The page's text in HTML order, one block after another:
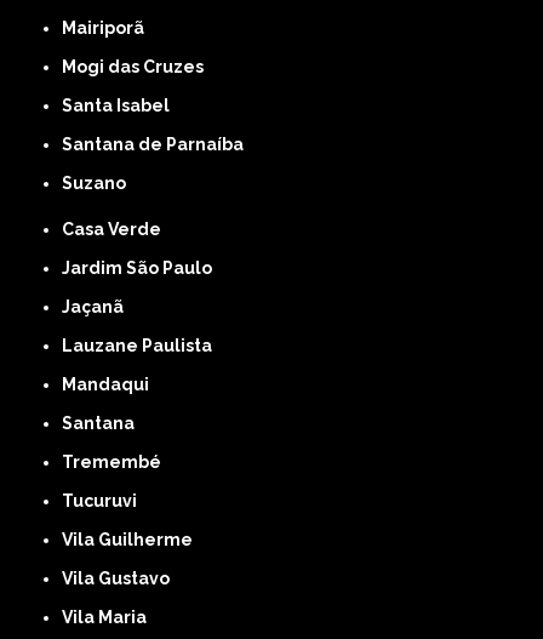
Mairiporã
Mogi das Cruzes
Santa Isabel
Santana de Parnaíba
Suzano
Casa Verde
Jardim São Paulo
Jaçanã
Lauzane Paulista
Mandaqui
Santana
Tremembé
Tucuruvi
Vila Guilherme
Vila Gustavo
Vila Maria